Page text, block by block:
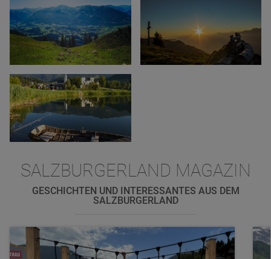
SALZBURGERLAND MAGAZIN
GESCHICHTEN UND INTERESSANTES AUS DEM
SALZBURGERLAND